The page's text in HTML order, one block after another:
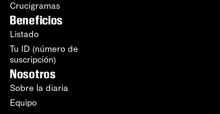
Crucigramas
Beneficios
Listado
Tu ID (número de
suscripción)
Nosotros
Sobre la diaria
Equipo